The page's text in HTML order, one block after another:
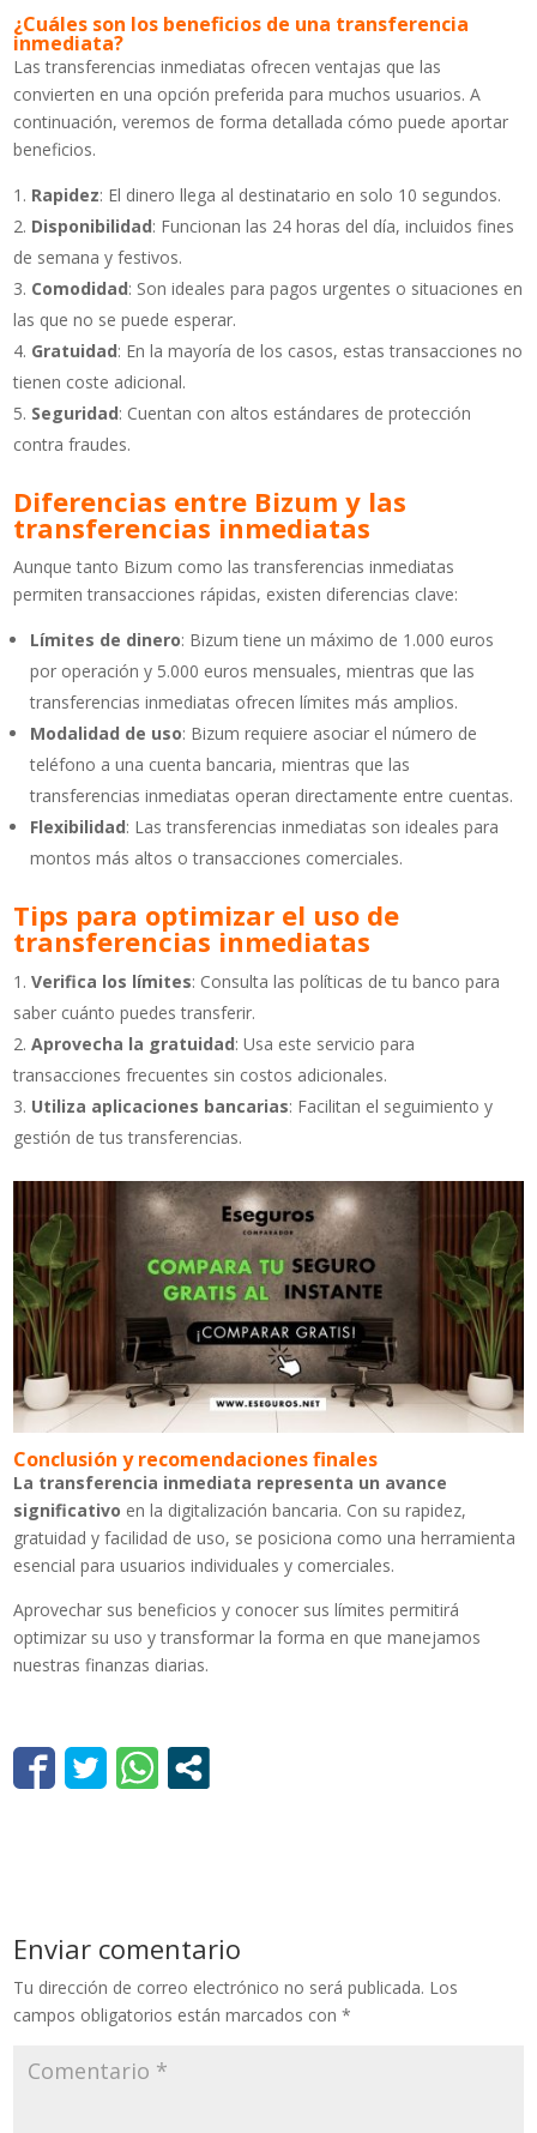
¿Cuáles son los beneficios de una transferencia
inmediata?
Las transferencias inmediatas ofrecen ventajas que las
convierten en una opción preferida para muchos usuarios. A
continuación, veremos de forma detallada cómo puede aportar
beneficios.
Rapidez: El dinero llega al destinatario en solo 10 segundos.
Disponibilidad: Funcionan las 24 horas del día, incluidos fines
de semana y festivos.
Comodidad: Son ideales para pagos urgentes o situaciones en
las que no se puede esperar.
Gratuidad: En la mayoría de los casos, estas transacciones no
tienen coste adicional.
Seguridad: Cuentan con altos estándares de protección
contra fraudes.
Diferencias entre Bizum y las
transferencias inmediatas
Aunque tanto Bizum como las transferencias inmediatas
permiten transacciones rápidas, existen diferencias clave:
Límites de dinero: Bizum tiene un máximo de 1.000 euros
por operación y 5.000 euros mensuales, mientras que las
transferencias inmediatas ofrecen límites más amplios.
Modalidad de uso: Bizum requiere asociar el número de
teléfono a una cuenta bancaria, mientras que las
transferencias inmediatas operan directamente entre cuentas.
Flexibilidad: Las transferencias inmediatas son ideales para
montos más altos o transacciones comerciales.
Tips para optimizar el uso de
transferencias inmediatas
Verifica los límites: Consulta las políticas de tu banco para
saber cuánto puedes transferir.
Aprovecha la gratuidad: Usa este servicio para
transacciones frecuentes sin costos adicionales.
Utiliza aplicaciones bancarias: Facilitan el seguimiento y
gestión de tus transferencias.
Conclusión y recomendaciones finales
La transferencia inmediata representa un avance
significativo en la digitalización bancaria. Con su rapidez,
gratuidad y facilidad de uso, se posiciona como una herramienta
esencial para usuarios individuales y comerciales.
Aprovechar sus beneficios y conocer sus límites permitirá
optimizar su uso y transformar la forma en que manejamos
nuestras finanzas diarias.
Enviar comentario
Tu dirección de correo electrónico no será publicada. Los
campos obligatorios están marcados con*